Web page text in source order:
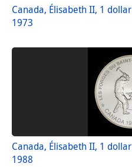
Canada, Élisabeth II, 1 dollar
1973
Canada, Élisabeth II, 1 dollar
1988